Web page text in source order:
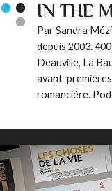
IN THE
Par Sandra
depuis 2003.
Deauville, La
avant-
romancière.